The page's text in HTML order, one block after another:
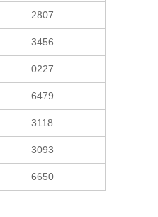
2807
3456
0227
6479
3118
3093
6650